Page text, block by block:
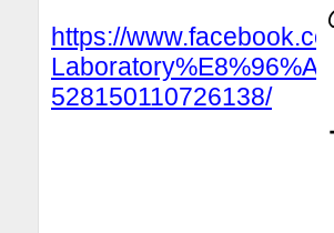
https://
528150110726138/